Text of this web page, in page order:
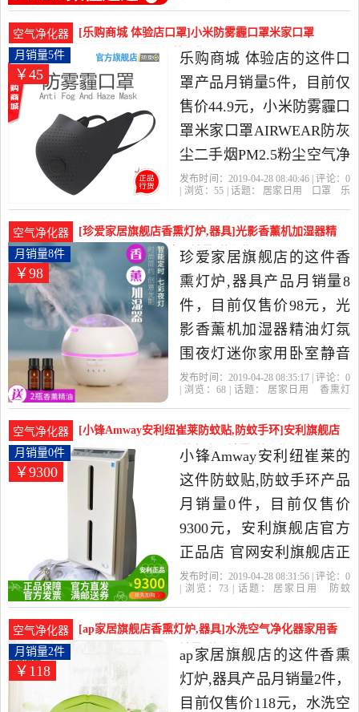
口罩，由广东 佛山发货。
空气净化器
[乐购商城 体验店口罩]小米防雾霾口罩米家口罩
AIRWEAR月销量5件仅售44.9元
￥45
月销量5件
乐购商城 体验店的这件口
罩产品月销量5件，目前仅
售价44.9元，小米防雾霾口
罩米家口罩AIRWEAR防灰
尘二手烟PM2.5粉尘空气净
化器是2019年乐购商城 体
价比很高的口罩，由广东
深圳发货。
发布时间：2019-04-28 08:40:46 | 评论： 0
| 浏览：55 | 话题： 居家日用 口罩
乐
空气净化器
[珍爱家居旗舰店香熏灯炉,器具]光影香薰机加湿器精
油灯氛围夜灯迷你家月销量8件仅售98元
￥98
月销量8件
珍爱家居旗舰店的这件香
熏灯炉,器具产品月销量8
件，目前仅售价98元，光
影香薰机加湿器精油灯氛
围夜灯迷你家用卧室静音
超声波空气净化是2019年
日用当中性价比很高的香
熏灯炉,器具，由广东 深圳
发货。
发布时间：2019-04-28 08:35:17 | 评论： 0
| 浏览： 68| 话题： 居家日用
香熏灯
空气净化器
[小锋Amway安利纽崔莱防蚊贴,防蚊手环]安利旗舰店
官方正品店 官网安利旗舰店月销量0件仅售9300元
￥9300
月销量0件
小锋Amway安利纽崔莱的
这件防蚊贴,防蚊手环产品
月销量0件，目前仅售价
9300元，安利旗舰店官方
正品店 官网安利旗舰店正
品店 官网 空气净化器是
崔莱精选居家日用当中性
价比很高的防蚊贴,防蚊手
环，由天津发货。
发布时间：2019-04-28 08:31:56 | 评论： 0
| 浏览： 73 | 话题： 居家日用
防蚊
空气净化器
[ap家居旗舰店香熏灯炉,器具]水洗空气净化器家用香
薰精油熏香机办公月销量2件仅售118元
￥118
月销量2件
ap家居旗舰店的这件香熏
灯炉,器具产品月销量2件，
目前仅售价118元，水洗空